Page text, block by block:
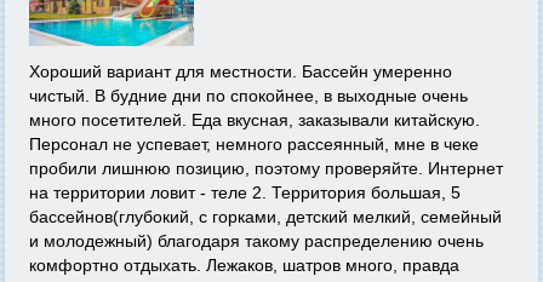
Хороший вариант для местности. Бассейн умеренно
чистый. В будние дни по спокойнее, в выходные очень
много посетителей. Еда вкусная, заказывали китайскую.
Персонал не успевает, немного рассеянный, мне в чеке
пробили лишнюю позицию, поэтому проверяйте. Интернет
на территории ловит - теле 2. Территория большая, 5
бассейнов(глубокий, с горками, детский мелкий, семейный
и молодежный) благодаря такому распределению очень
комфортно отдыхать. Лежаков, шатров много, правда